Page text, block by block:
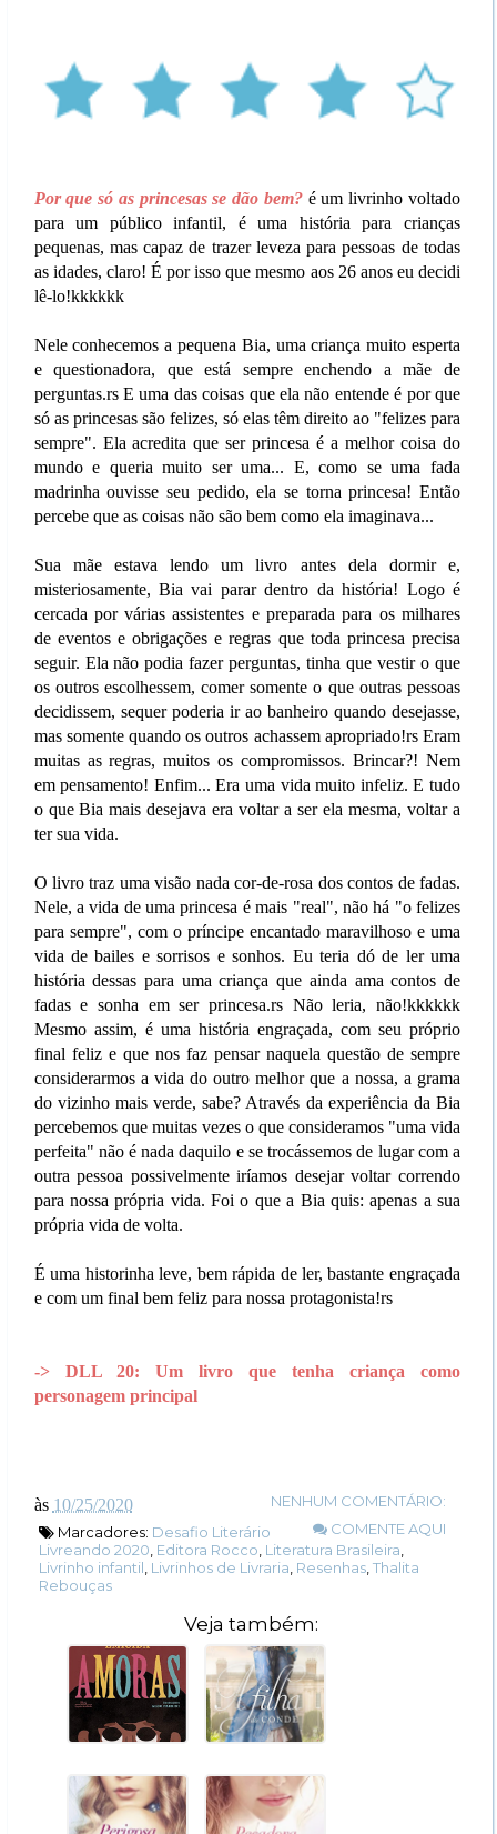
Por que só as princesas se dão bem?é um livrinho voltado
para um público infantil, é uma história para crianças
pequenas, mas capaz de trazer leveza para pessoas de todas
as idades, claro! É por isso que mesmo aos 26 anos eu decidi
lê-lo!kkkkkk
Nele conhecemos a pequena Bia, uma criança muito esperta
e questionadora, que está sempre enchendo a mãe de
perguntas.rs E uma das coisas que ela não entende é por que
só as princesas são felizes, só elas têm direito ao "felizes para
sempre". Ela acredita que ser princesa é a melhor coisa do
mundo e queria muito ser uma... E, como se uma fada
madrinha ouvisse seu pedido, ela se torna princesa! Então
percebe que as coisas não são bem como ela imaginava...
Sua mãe estava lendo um livro antes dela dormir e,
misteriosamente, Bia vai parar dentro da história! Logo é
cercada por várias assistentes e preparada para os milhares
de eventos e obrigações e regras que toda princesa precisa
seguir. Ela não podia fazer perguntas, tinha que vestir o que
os outros escolhessem, comer somente o que outras pessoas
decidissem, sequer poderia ir ao banheiro quando desejasse,
mas somente quando os outros achassem apropriado!rs Eram
muitas as regras, muitos os compromissos. Brincar?! Nem
em pensamento! Enfim... Era uma vida muito infeliz. E tudo
o que Bia mais desejava era voltar a ser ela mesma, voltar a
ter sua vida.
O livro traz uma visão nada cor-de-rosa dos contos de fadas.
Nele, a vida de uma princesa é mais "real", não há "o felizes
para sempre", com o príncipe encantado maravilhoso e uma
vida de bailes e sorrisos e sonhos. Eu teria dó de ler uma
história dessas para uma criança que ainda ama contos de
fadas e sonha em ser princesa.rs Não leria, não!kkkkkk
Mesmo assim, é uma história engraçada, com seu próprio
final feliz e que nos faz pensar naquela questão de sempre
considerarmos a vida do outro melhor que a nossa, a grama
do vizinho mais verde, sabe? Através da experiência da Bia
percebemos que muitas vezes o que consideramos "uma vida
perfeita" não é nada daquilo e se trocássemos de lugar com a
outra pessoa possivelmente iríamos desejar voltar correndo
para nossa própria vida. Foi o que a Bia quis: apenas a sua
própria vida de volta.
É uma historinha leve, bem rápida de ler, bastante engraçada
e com um final bem feliz para nossa protagonista!rs
-> DLL 20: Um livro que tenha criança como
personagem principal
às 10/25/2020
NENHUM COMENTÁRIO:
COMENTE AQUI
Marcadores: Desafio Literário
Livreando 2020 Editora Rocco Literatura Brasileira
Livrinho infantil Livrinhos de Livraria Resenhas, Thalita
Rebouças
Veja também: